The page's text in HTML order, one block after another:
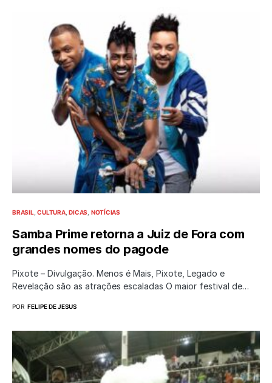
BRASIL CULTURA DICAS NOTÍCIAS
Samba Prime retorna a Juiz de Fora com
grandes nomes do pagode
Pixote – Divulgação. Menos é Mais, Pixote, Legado e
Revelação são as atrações escaladas O maior festival de…
POR FELIPE DE JESUS